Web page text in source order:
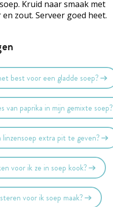
Kruid naar smaak met
zout. Serveer goed heet.
best voor een gladde soep?
van paprika in mijn gemixte soep?
extra pit te geven?
voor ik ze in soep kook?
voor ik soep maak?